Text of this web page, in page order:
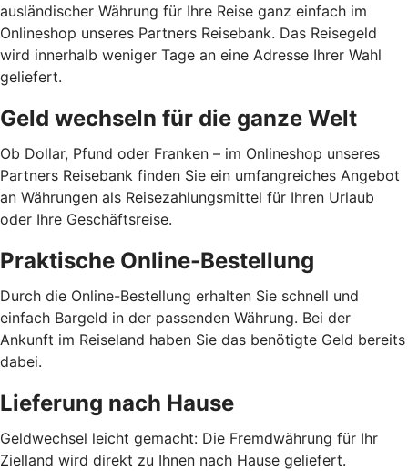
ausländischer Währung für Ihre Reise ganz einfach im
Onlineshop unseres Partners Reisebank. Das Reisegeld
wird innerhalb weniger Tage an eine Adresse Ihrer Wahl
geliefert.
Geld wechseln für die ganze Welt
Ob Dollar, Pfund oder Franken – im Onlineshop unseres
Partners Reisebank finden Sie ein umfangreiches Angebot
an Währungen als Reisezahlungsmittel für Ihren Urlaub
oder Ihre Geschäftsreise.
Praktische Online-Bestellung
Durch die Online-Bestellung erhalten Sie schnell und
einfach Bargeld in der passenden Währung. Bei der
Ankunft im Reiseland haben Sie das benötigte Geld bereits
dabei.
Lieferung nach Hause
Geldwechsel leicht gemacht: Die Fremdwährung für Ihr
Zielland wird direkt zu Ihnen nach Hause geliefert.